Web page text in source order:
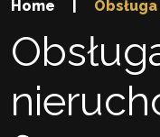
Home